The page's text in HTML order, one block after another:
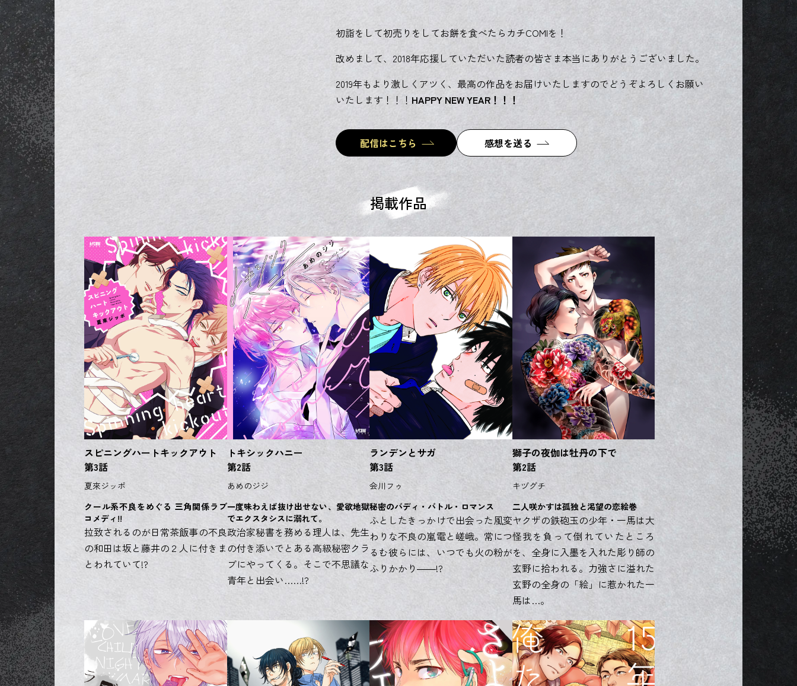
初詣をして初売りをしてお餅を食べたらカチCOMIを！
改めまして、2018年応援していただいた読者の皆さま本当にありがとうございました。
2019年もより激しくアツく、最高の作品をお届けいたしますのでどうぞよろしくお願い
いたします！！！ HAPPY NEW YEAR！！！
配信はこちら 感想を送る
掲載作品
スピニングハートキックアウト
第3話
夏來ジッポ
クール系不良をめぐる 三角関係ラブ
コメディ!!
拉致されるのが日常茶飯事の不良
の和田は坂と藤井の２人に付きま
とわれていて!?
トキシックハニー
第2話
あめのジジ
一度味わえば抜け出せない、愛欲地獄
でエクスタシスに溺れて。
政治家秘書を務める理人は、先生
の付き添いでとある高級秘密クラ
ブにやってくる。そこで不思議な
青年と出会い……!?
ランデンとサガ
第3話
会川フゥ
秘密のバディ・バトル・ロマンス
ふとしたきっかけで出会った風変
わりな不良の嵐電と嵯峨。常につ
るむ彼らには、いつでも火の粉が
ふりかかり――!?
獅子の夜伽は牡丹の下で
第2話
キヅグチ
二人咲かすは孤独と渇望の恋絵巻
ヤクザの鉄砲玉の少年・一馬は大
怪我を負って倒れていたところ
を、全身に入墨を入れた彫り師の
玄野に拾われる。力強さに溢れた
玄野の全身の「絵」に惹かれた一
馬は…。